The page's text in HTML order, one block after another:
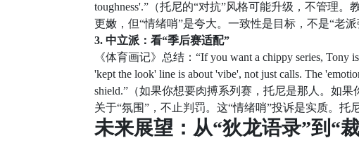
toughness'.”（托尼的“对抗”风格可能升级，不管理
更嫩，但“情绪哨”是夸大。一致性是目标，不是“老派
3. 中立派：看“季后赛适配”
《体育画记》总结：“If you want a chippy series, Tony
'kept the look' line is about 'vibe', not just calls. The
shield.”（如果你想要肉搏系列赛，托尼是那人。如
关于“氛围”，不止判罚。这“情绪哨”投诉是实质。托
未来展望：从“狄龙语录”到“